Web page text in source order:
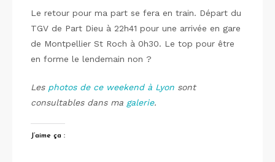
Le retour pour ma part se fera en train. Départ du
TGV de Part Dieu à 22h41 pour une arrivée en gare
de Montpellier St Roch à 0h30. Le top pour être
en forme le lendemain non ?
Les photos de ce weekend à Lyon sont
consultables dans ma galerie.
J’aime ça :